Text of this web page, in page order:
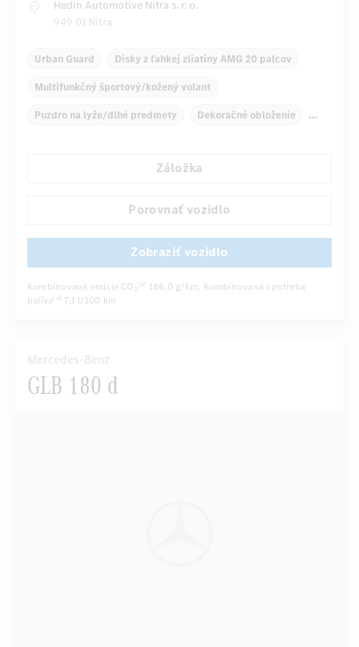
Hedin Automotive Nitra s. r. o.
949 01 Nitra
Urban Guard Disky z ľahkej zliatiny AMG 20 palcov
Multifunkčný športový/kožený volant
Puzdro na lyže/dlhé predmety Dekoračné obloženie
Predné/zadné lakťové opierky Navigačný systém
Záložka
Porovnať vozidlo
Zobraziť vozidlo
Kombinované emisie CO 2 [4] 186,0 g/km, Kombinovaná spotreba
paliva
[4] 7,1 l/100 km
Mercedes-Benz
GLB 180 d